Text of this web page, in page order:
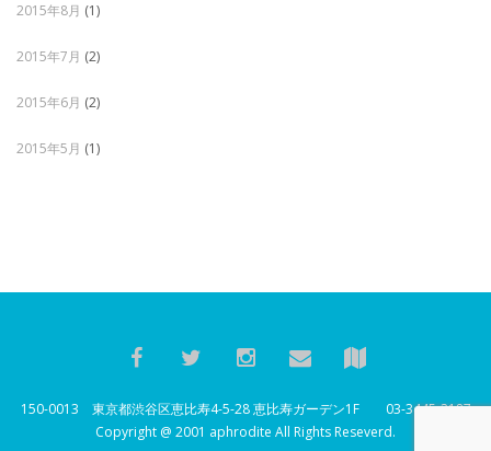
2015年8月 (1)
2015年7月 (2)
2015年6月 (2)
2015年5月 (1)
150-0013 東京都渋谷区恵比寿4-5-28 恵比寿ガーデン1F 03-3445-2187
Copyright @ 2001 aphrodite All Rights Reseverd.